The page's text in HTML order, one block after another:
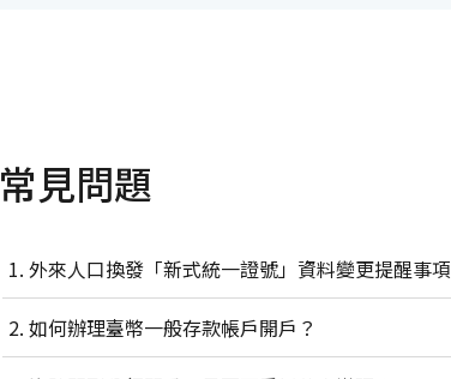
常見問題
外來人口換發「新式統一證號」資料變更提醒事項
如何辦理臺幣一般存款帳戶開戶？